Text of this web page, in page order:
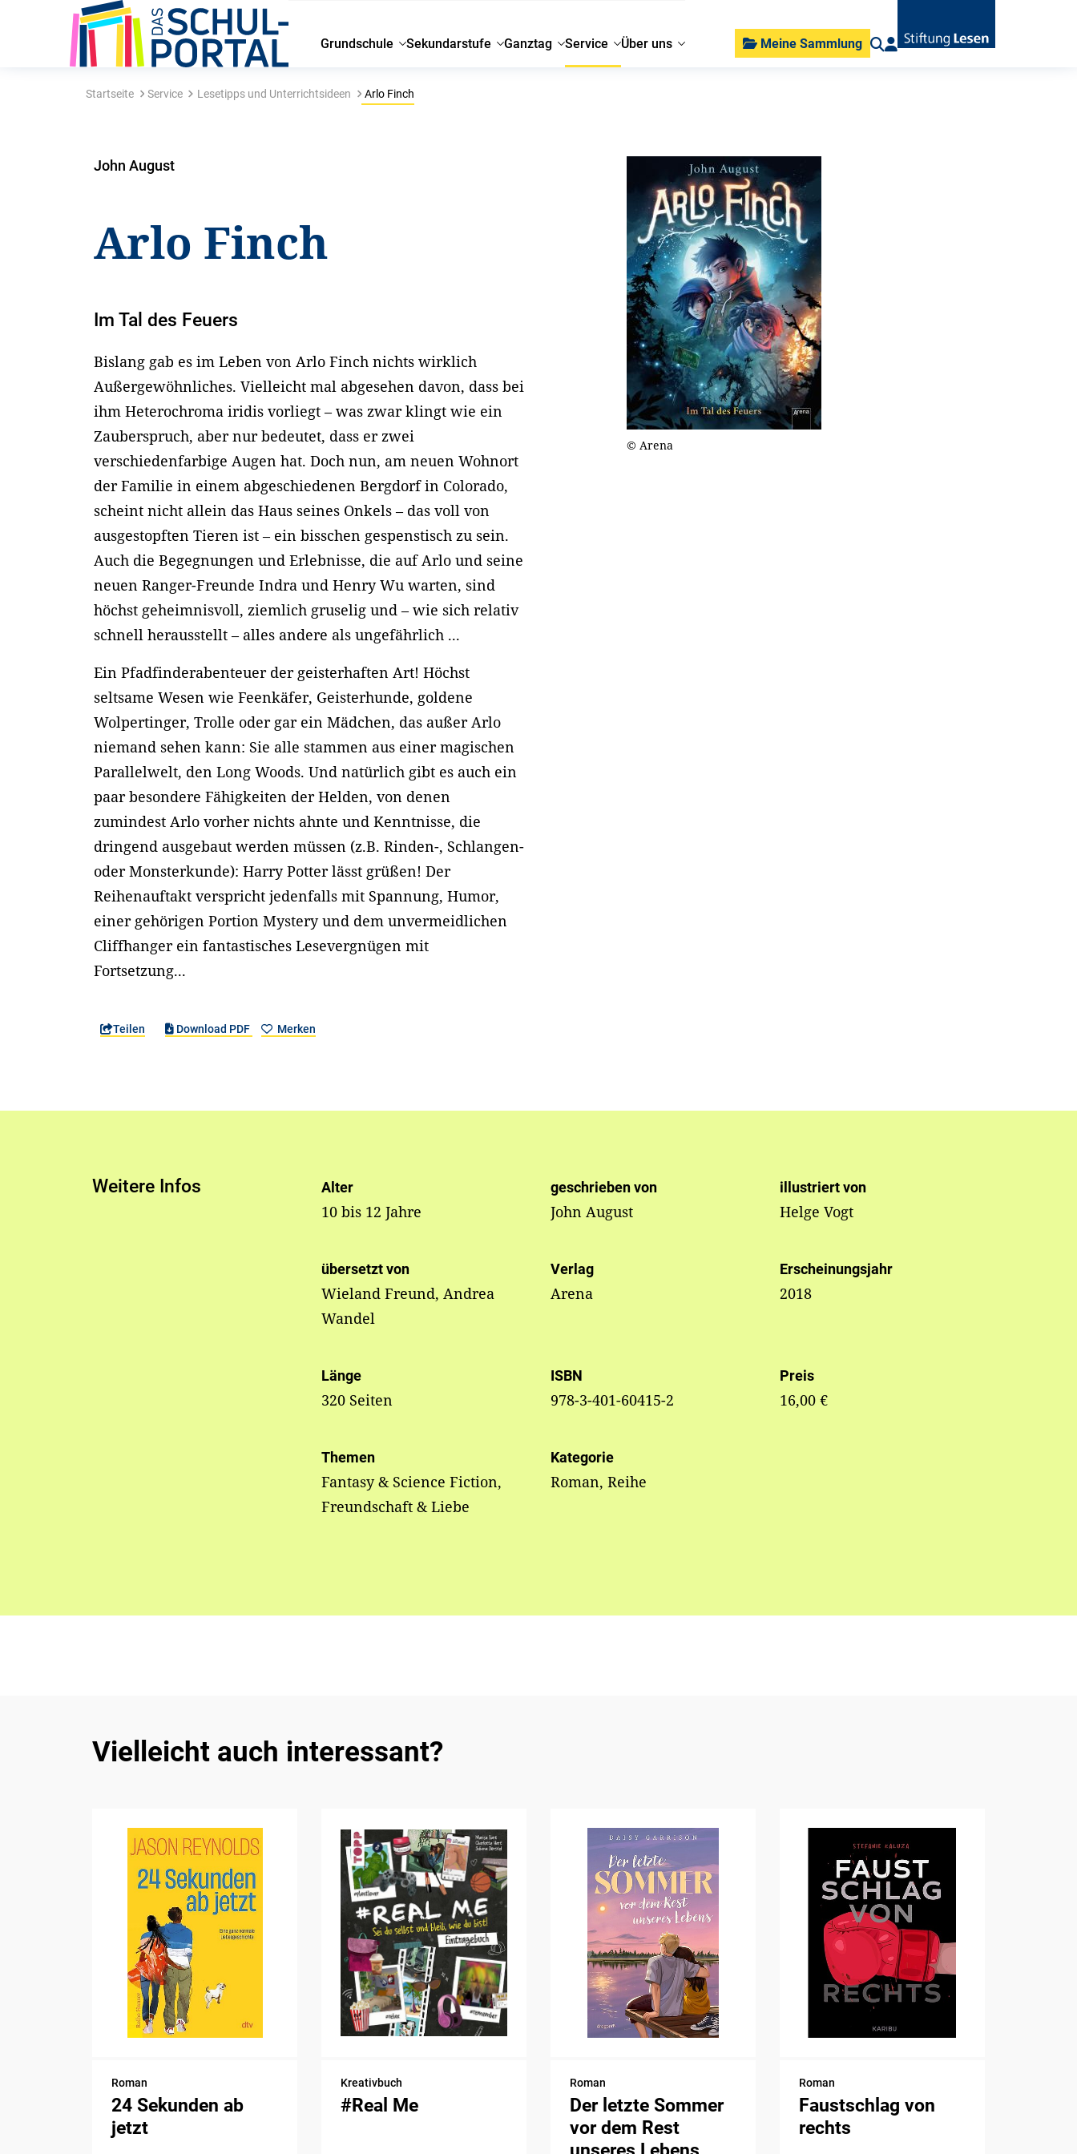
Grundschule Sekundarstufe Ganztag Service Über uns Meine Sammlung
Startseite Service Lesetipps und Unterrichtsideen Arlo Finch
John August
Arlo Finch
Im Tal des Feuers
Bislang gab es im Leben von Arlo Finch nichts wirklich
Außergewöhnliches. Vielleicht mal abgesehen davon, dass bei
ihm Heterochroma iridis vorliegt – was zwar klingt wie ein
Zauberspruch, aber nur bedeutet, dass er zwei
verschiedenfarbige Augen hat. Doch nun, am neuen Wohnort
der Familie in einem abgeschiedenen Bergdorf in Colorado,
scheint nicht allein das Haus seines Onkels – das voll von
ausgestopften Tieren ist – ein bisschen gespenstisch zu sein.
Auch die Begegnungen und Erlebnisse, die auf Arlo und seine
neuen Ranger-Freunde Indra und Henry Wu warten, sind
höchst geheimnisvoll, ziemlich gruselig und – wie sich relativ
schnell herausstellt – alles andere als ungefährlich ...
Ein Pfadfinderabenteuer der geisterhaften Art! Höchst
seltsame Wesen wie Feenkäfer, Geisterhunde, goldene
Wolpertinger, Trolle oder gar ein Mädchen, das außer Arlo
niemand sehen kann: Sie alle stammen aus einer magischen
Parallelwelt, den Long Woods. Und natürlich gibt es auch ein
paar besondere Fähigkeiten der Helden, von denen
zumindest Arlo vorher nichts ahnte und Kenntnisse, die
dringend ausgebaut werden müssen (z.B. Rinden-, Schlangen-
oder Monsterkunde): Harry Potter lässt grüßen! Der
Reihenauftakt verspricht jedenfalls mit Spannung, Humor,
einer gehörigen Portion Mystery und dem unvermeidlichen
Cliffhanger ein fantastisches Lesevergnügen mit
Fortsetzung...
Teilen Download PDF Merken
© Arena
Weitere Infos Alter
10 bis 12 Jahre
geschrieben von
John August
illustriert von
Helge Vogt
übersetzt von
Wieland Freund, Andrea
Wandel
Verlag
Arena
Erscheinungsjahr
2018
Länge
320 Seiten
ISBN
978-3-401-60415-2
Preis
16,00 €
Themen
Fantasy & Science Fiction,
Freundschaft & Liebe
Kategorie
Roman, Reihe
Vielleicht auch interessant?
Roman
24 Sekunden ab
jetzt
Kreativbuch
#Real Me
Roman
Der letzte Sommer
vor dem Rest
Roman
Faustschlag von
rechts